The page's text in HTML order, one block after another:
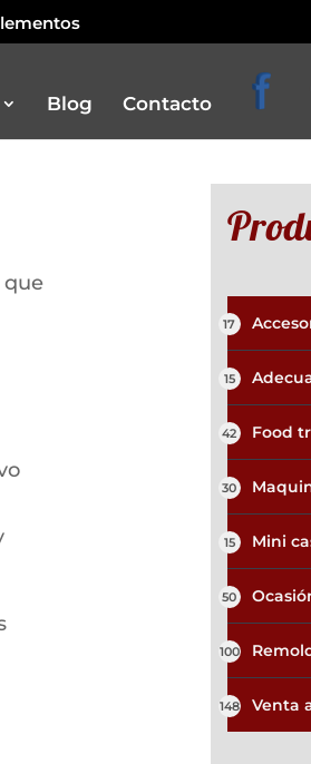
pizzerias, barbacoas, creperias
Blog Contacto
que
17
15
Food
42
30
Mini
15
50
100
Venta
148